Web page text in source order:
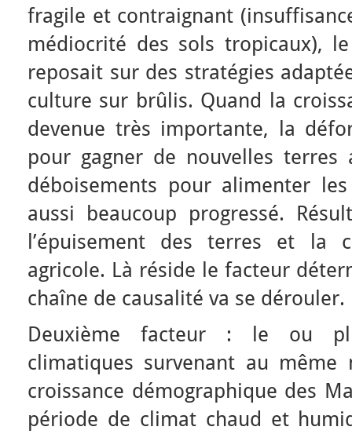
fragile et contraignant
médiocrité des sols tropicaux),
reposait sur des stratégies
culture sur brûlis. Quand la
devenue très importante, la
pour gagner de nouvelles terres
déboisements pour alimenter
aussi beaucoup progressé.
l’épuisement des terres et la
agricole. Là réside le facteur
chaîne de causalité va se dérouler.
Deuxième facteur : le ou
climatiques survenant au
croissance démographique des
période de climat chaud et